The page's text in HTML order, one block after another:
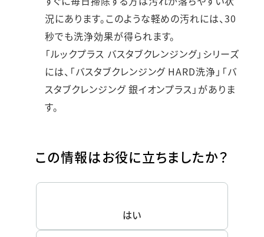
況にあります。このような軽めの汚れには、30
秒でも洗浄効果が得られます。
「ルックプラス バスタブクレンジング」シリーズ
には、「バスタブクレンジング HARD洗浄」「バ
スタブクレンジング 銀イオンプラス」がありま
す。
この情報はお役に立ちましたか？
はい